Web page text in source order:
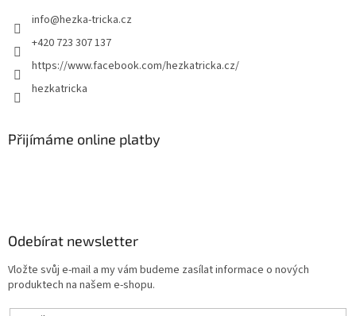
info@hezka-tricka.cz
+420 723 307 137
https://www.facebook.com/hezkatricka.cz/
hezkatricka
Přijímáme online platby
Odebírat newsletter
Vložte svůj e-mail a my vám budeme zasílat informace o nových
produktech na našem e-shopu.